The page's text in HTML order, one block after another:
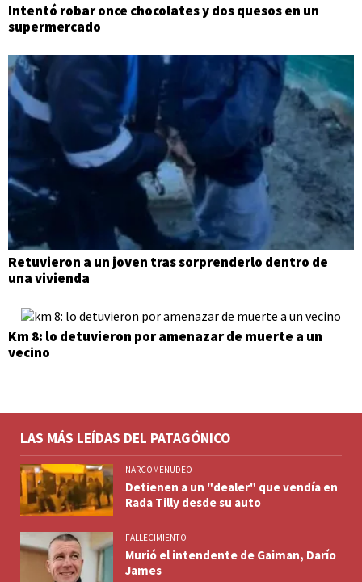
Intentó robar once chocolates y dos quesos en un
supermercado
Retuvieron a un joven tras sorprenderlo dentro de
una vivienda
Km 8: lo detuvieron por amenazar de muerte a un
vecino
LAS MÁS LEÍDAS DEL PATAGÓNICO
NARCOMENUDEO
Detienen a un "dealer" que vendía en
Rada Tilly desde su auto
FALLECIMIENTO
Murió el intendente de Gaiman, Darío
James